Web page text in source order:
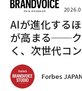
AIが進化する
が高まる──ク
く、次世代コ
Forbes